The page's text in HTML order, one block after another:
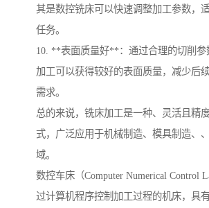
其是数控铣床可以快速调整加工参数，
任务。
10. **表面质量好**：通过合理的切削参
加工可以获得较好的表面质量，减少后
需求。
总的来说，铣床加工是一种、灵活且精
式，广泛应用于机械制造、模具制造、
域。
数控车床（Computer Numerical Control
过计算机程序控制加工过程的机床，具